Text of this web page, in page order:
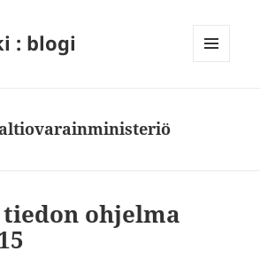
: blogi
ohjelma